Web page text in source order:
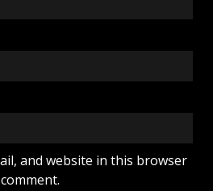
and website in this browser